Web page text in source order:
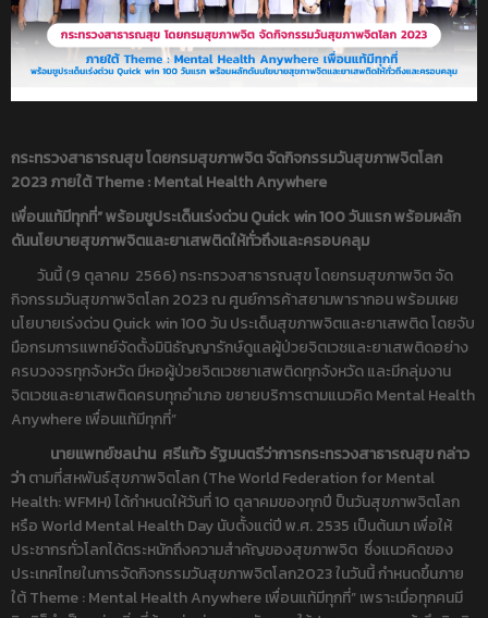
กระทรวงสาธารณสุข โดยกรมสุขภาพจิต จัดกิจกรรมวันสุขภาพจิตโลก
2023 ภายใต้ Theme : Mental Health Anywhere
เพื่อนแท้มีทุกที่” พร้อมชูประเด็นเร่งด่วนQuick win 100 วันแรก พร้อมผลัก
ดันนโยบายสุขภาพจิตและยาเสพติดให้ทั่วถึงและครอบคลุม
วันนี้ (9 ตุลาคม 2566) กระทรวงสาธารณสุข โดยกรมสุขภาพจิต จัด
กิจกรรมวันสุขภาพจิตโลก 2023 ณ ศูนย์การค้าสยามพารากอน พร้อมเผย
นโยบายเร่งด่วน Quick win 100 วัน ประเด็นสุขภาพจิตและยาเสพติด โดยจับ
มือกรมการแพทย์จัดตั้งมินิธัญญารักษ์ดูแลผู้ป่วยจิตเวชและยาเสพติดอย่าง
ครบวงจรทุกจังหวัด มีหอผู้ป่วยจิตเวชยาเสพติดทุกจังหวัด และมีกลุ่มงาน
จิตเวชและยาเสพติดครบทุกอำเภอ ขยายบริการตามแนวคิด Mental Health
Anywhere เพื่อนแท้มีทุกที่”
นายแพทย์ชลน่าน ศรีแก้ว รัฐมนตรีว่าการกระทรวงสาธารณสุข กล่าว
ว่าตามที่สหพันธ์สุขภาพจิตโลก (The World Federation for Mental
Health: WFMH) ได้กำหนดให้วันที่ 10 ตุลาคมของทุกปี ป็นวันสุขภาพจิตโลก
หรือ World Mental Health Day นับตั้งแต่ปี พ.ศ. 2535 เป็นต้นมา เพื่อให้
ประชากรทั่วโลกได้ตระหนักถึงความสำคัญของสุขภาพจิต ซึ่งแนวคิดของ
ประเทศไทยในการจัดกิจกรรมวันสุขภาพจิตโลก2023 ในวันนี้ กำหนดขึ้นภาย
ใต้ Theme : Mental Health Anywhere เพื่อนแท้มีทุกที่” เพราะเมื่อทุกคนมี